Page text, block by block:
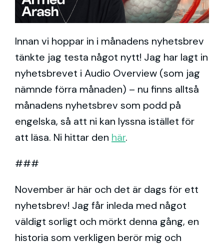
Innan vi hoppar in i månadens nyhetsbrev
tänkte jag testa något nytt! Jag har lagt in
nyhetsbrevet i Audio Overview (som jag
nämnde förra månaden) – nu finns alltså
månadens nyhetsbrev som podd på
engelska, så att ni kan lyssna istället för
att läsa. Ni hittar den här.
###
November är här och det är dags för ett
nyhetsbrev! Jag får inleda med något
väldigt sorligt och mörkt denna gång, en
historia som verkligen berör mig och